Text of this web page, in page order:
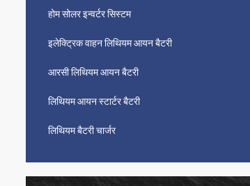
होम सोलर इन्वर्टर सिस्टम
इलेक्ट्रिक वाहन लिथियम आयन बैटरी
आरसी लिथियम आयन बैटरी
लिथियम आयन स्टार्टर बैटरी
लिथियम बैटरी चार्जर